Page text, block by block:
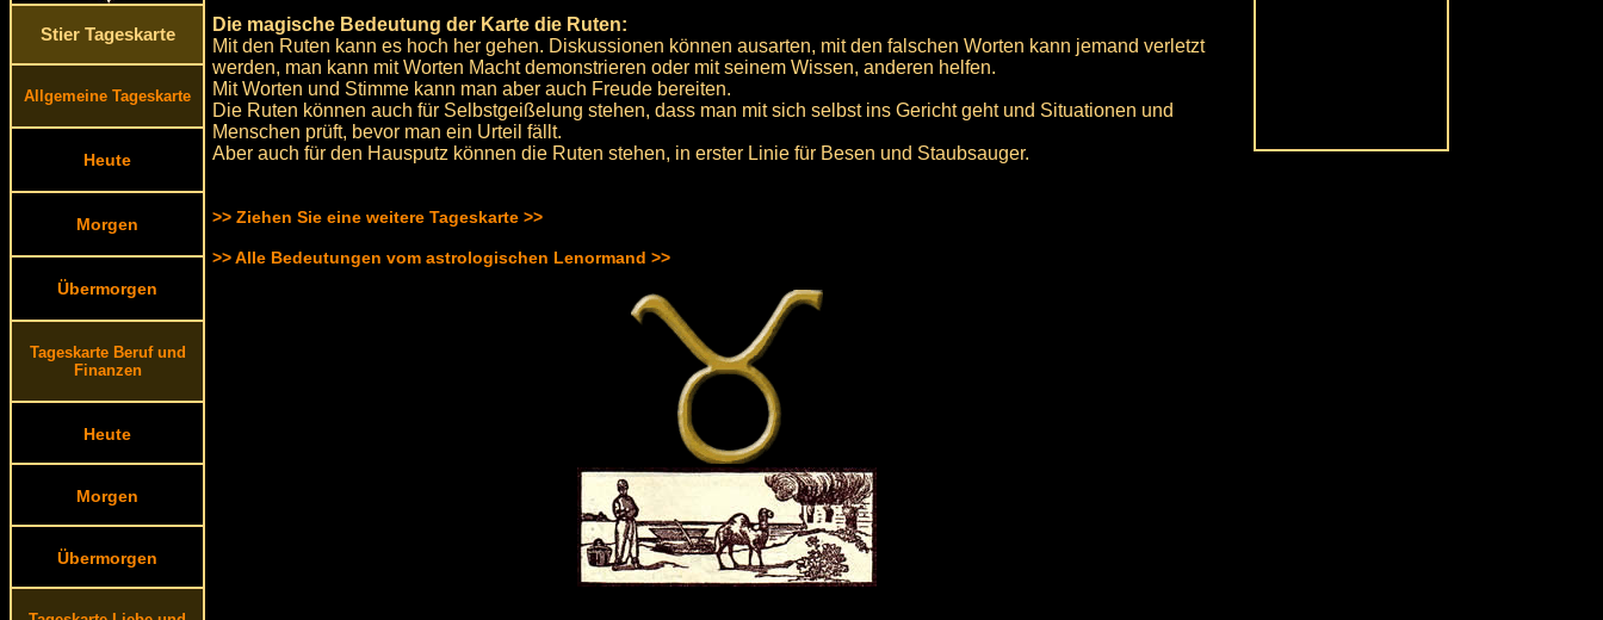
Stier Tageskarte
Allgemeine Tageskarte
Heute
Morgen
Übermorgen
Tageskarte Beruf und
Finanzen
Heute
Morgen
Übermorgen
Die magische Bedeutung der Karte die Ruten:
Mit den Ruten kann es hoch her gehen. Diskussionen können ausarten, mit den falschen Worten kann jemand verletzt
werden, man kann mit Worten Macht demonstrieren oder mit seinem Wissen, anderen helfen.
Mit Worten und Stimme kann man aber auch Freude bereiten.
Die Ruten können auch für Selbstgeißelung stehen, dass man mit sich selbst ins Gericht geht und Situationen und
Menschen prüft, bevor man ein Urteil fällt.
Aber auch für den Hausputz können die Ruten stehen, in erster Linie für Besen und Staubsauger.
>> Ziehen Sie eine weitere Tageskarte >>
>> Alle Bedeutungen vom astrologischen Lenormand >>